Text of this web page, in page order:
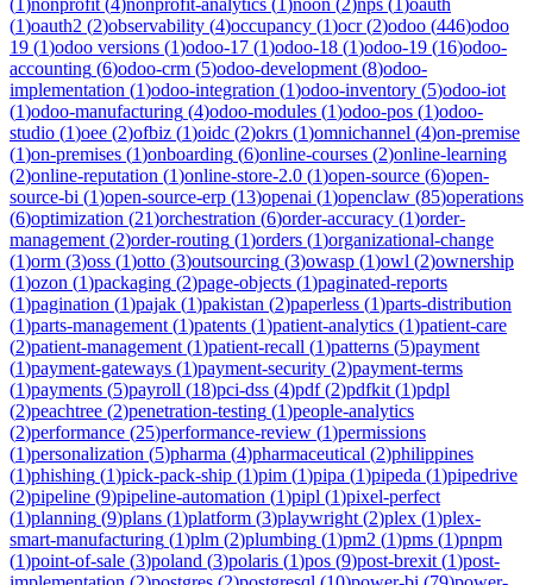
(1)oauth2 (2)observability (4)occupancy (1)ocr(2)odoo (446)odoo
19 (1)odoo versions (1)odoo-17 (1)odoo-18 (1)odoo-19 (16)odoo-
accounting (6)odoo-crm (5)odoo-development (8)odoo-
implementation (1)odoo-integration (1)odoo-inventory (5)odoo-iot
(1)odoo-manufacturing (4)odoo-modules (1)odoo-pos (1)odoo-
studio (1)oee (2)ofbiz (1)oidc (2)okrs (1)omnichannel (4)on-premise
(1)on-premises (1)onboarding (6)online-courses (2)online-learning
(2)online-reputation (1)online-store-2.0 (1)open-source (6)open-
source-bi (1)open-source-erp (13)openai (1)openclaw (85)operations
(6)optimization (21)orchestration (6)order-accuracy (1)order-
management (2)order-routing (1)orders (1)organizational-change
(1)orm (3)oss (1)otto (3)outsourcing (3)owasp (1)owl (2)ownership
(1)ozon (1)packaging (2)page-objects (1)paginated-reports
(1)pagination (1)pajak (1)pakistan (2)paperless (1)parts-distribution
(1)parts-management (1)patents (1)patient-analytics (1)patient-care
(2)patient-management (1)patient-recall (1)patterns (5)payment
(1)payment-gateways (1)payment-security (2)payment-terms
(1)payments (5)payroll (18)pci-dss (4)pdf(2)pdfkit (1)pdpl
(2)peachtree (2)penetration-testing (1)people-analytics
(2)performance (25)performance-review (1)permissions
(1)personalization (5)pharma (4)pharmaceutical (2)philippines
(1)phishing (1)pick-pack-ship (1)pim (1)pipa (1)pipeda (1)pipedrive
(2)pipeline (9)pipeline-automation (1)pipl (1)pixel-perfect
(1)planning (9)plans (1)platform (3)playwright (2)plex (1)plex-
smart-manufacturing (1)plm (2)plumbing (1)pm2 (1)pms (1)pnpm
(1)point-of-sale (3)poland (3)polaris (1)pos (9)post-brexit (1)post-